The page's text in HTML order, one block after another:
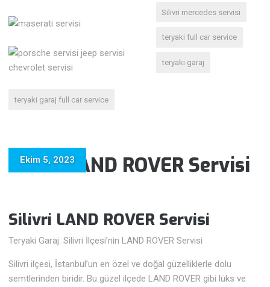
Silivri mercedes servisi
teryaki full car service
teryaki garaj
teryaki garaj full car service
Silivri LAND ROVER Servisi
Ekim 5, 2023
Silivri LAND ROVER Servisi
Teryaki Garaj: Silivri İlçesi’nin LAND ROVER Servisi
Silivri ilçesi, İstanbul’un en özel ve doğal güzelliklerle dolu
semtlerinden biridir. Bu güzel ilçede LAND ROVER gibi lüks ve